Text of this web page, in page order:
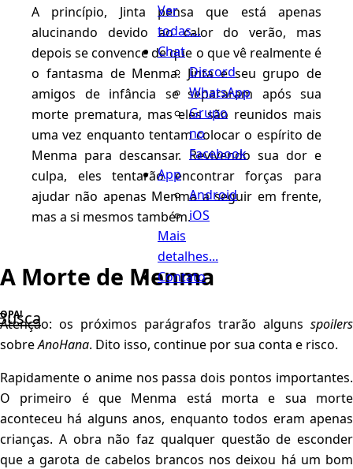
Ver
todas...
Chat
Discord
WhatsApp
Grupo
no
Facebook
App
Android
iOS
Mais
detalhes...
Contato
A princípio, Jinta pensa que está apenas
alucinando devido ao calor do verão, mas
depois se convence de que o que vê realmente é
o fantasma de Menma. Jinta e seu grupo de
amigos de infância se separaram após sua
morte prematura, mas eles são reunidos mais
uma vez enquanto tentam colocar o espírito de
Menma para descansar. Revivendo sua dor e
culpa, eles tentarão encontrar forças para
ajudar não apenas Menma a seguir em frente,
mas a si mesmos também.
A Morte de Menma
Atenção: os próximos parágrafos trarão alguns spoilers
sobreAnoHana. Dito isso, continue por sua conta e risco.
Rapidamente o anime nos passa dois pontos importantes.
O primeiro é que Menma está morta e sua morte
aconteceu há alguns anos, enquanto todos eram apenas
crianças. A obra não faz qualquer questão de esconder
que a garota de cabelos brancos nos deixou há um bom